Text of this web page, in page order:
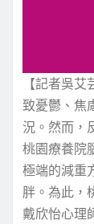
【記者吳
致憂鬱、焦
況。然而，
桃園療養院
極端的減重
胖。為此，
戴欣怡心理